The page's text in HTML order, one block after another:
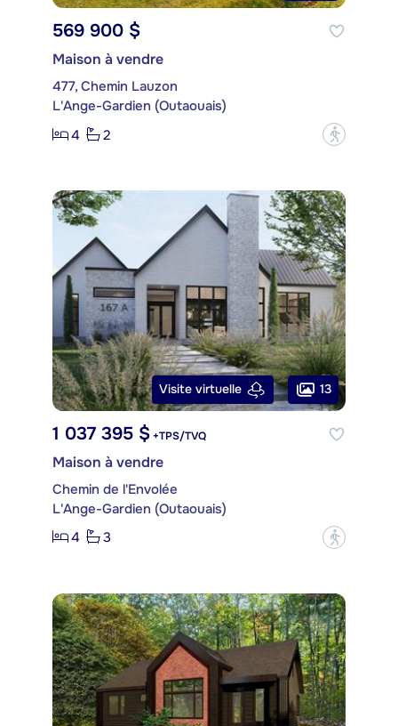
569 900 $
Maison à vendre
477, Chemin Lauzon
L'Ange-Gardien (Outaouais)
4
2 ?
Visite virtuelle 13
1 037 395 $ +TPS/TVQ
Maison à vendre
Chemin de l'Envolée
L'Ange-Gardien (Outaouais)
4
3 ?